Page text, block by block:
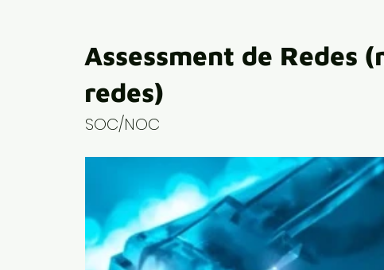
Assessment de Redes
redes)
SOC/NOC